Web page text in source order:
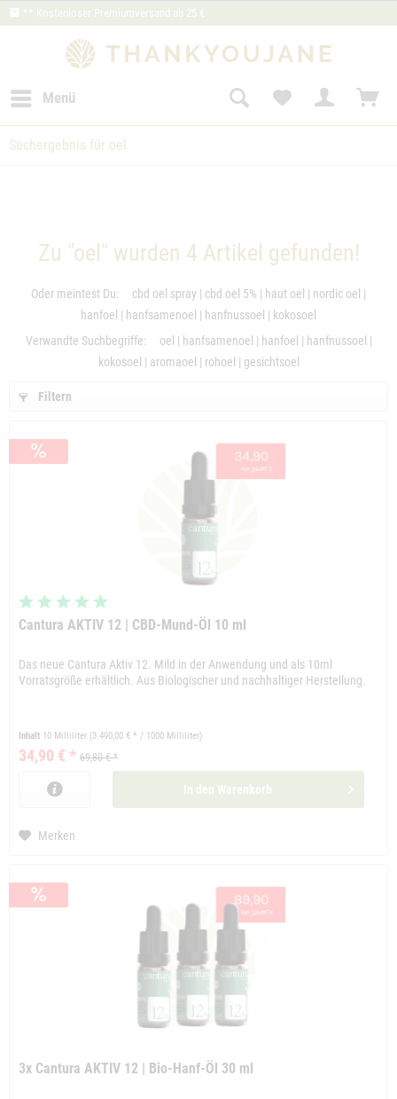
** Kostenloser Premiumversand ab 25 €
Menü
Suchergebnis für oel
Zu "oel" wurden 4 Artikel gefunden!
Oder meintest Du: cbd oel spray | cbd oel 5% | haut oel | nordic oel |
hanfoel | hanfsamenoel | hanfnussoel | kokosoel
Verwandte Suchbegriffe:
oel | hanfsamenoel | hanfoel | hanfnussoel |
kokosoel | aromaoel | rohoel | gesichtsoel
Filtern
Cantura AKTIV 12 | CBD-Mund-Öl 10 ml
Das neue Cantura Aktiv 12. Mild in der Anwendung und als 10ml
Vorratsgröße erhältlich. Aus Biologischer und nachhaltiger Herstellung.
Inhalt 10 Milliliter (3.490,00 € * / 1000 Milliliter)
34,90 € * 69,80 € *
In den Warenkorb
Merken
3x Cantura AKTIV 12 | Bio-Hanf-Öl 30 ml